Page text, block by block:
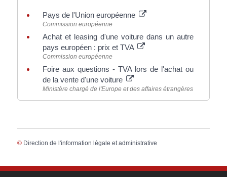
Pays de l'Union européenne
Commission européenne
Achat et leasing d'une voiture dans un autre
pays européen : prix et TVA
Commission européenne
Foire aux questions - TVA lors de l'achat ou
de la vente d'une voiture
Ministère chargé de l'Europe et des affaires étrangères
© Direction de l'information légale et administrative